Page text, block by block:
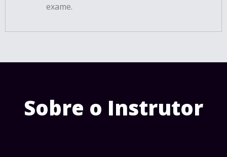
exame.
Sobre o Instrutor